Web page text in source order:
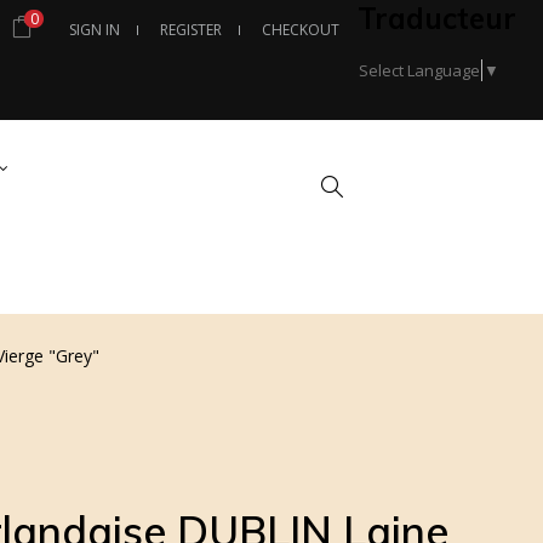
Select Language ▼
SIGN IN REGISTER CHECKOUT
0
Search
"Grey"
DUBLIN Laine